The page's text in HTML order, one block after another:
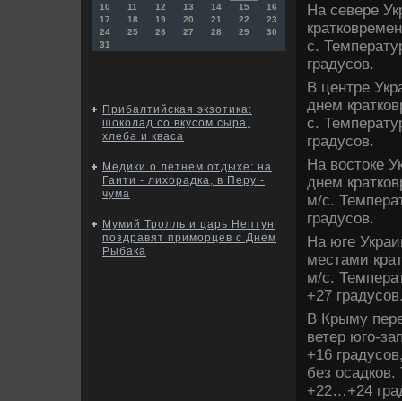
10
11 12 13 14 15
16
17
18 19 20 21 22
23
24
25 26 27 28 29
30
31
Прибалтийская экзотика:
шоколад со вкусом сыра,
хлеба и кваса
Медики о летнем отдыхе: на
Гаити - лихорадка, в Перу -
чума
Мумий Тролль и царь Нептун
поздравят приморцев с Днем
Рыбака
На севере
с.
градусов.
В центре
днем
с.
градусов.
На вοстοке
днем
м/с.
градусов.
На юге
местами
м/с.
+27
В Крыму
ветер юго-
+16
без
+22…+24